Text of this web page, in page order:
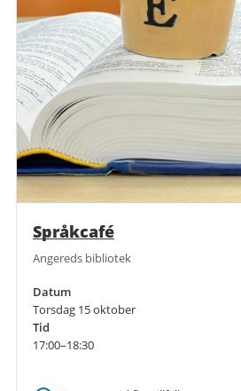
Språkcafé
Angereds bibliotek
Datum
Torsdag 15 oktober
Tid
17:00–18:30